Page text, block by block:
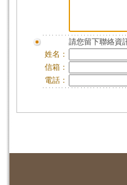
請您留下聯絡資
姓名：
信箱：
電話：